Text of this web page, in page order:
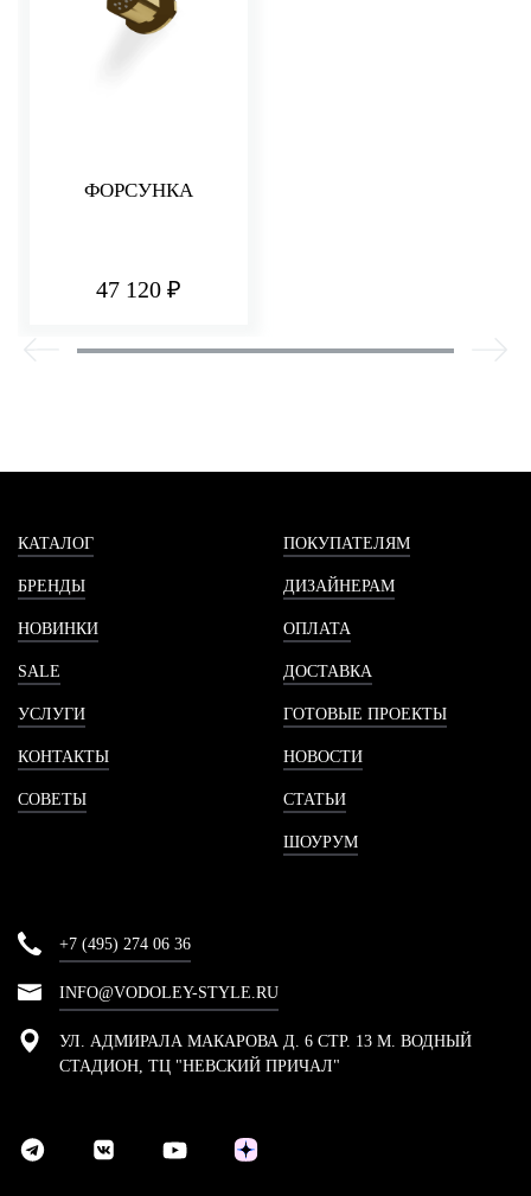
ФОРСУНКА
47 120 ₽
КАТАЛОГ
БРЕНДЫ
НОВИНКИ
SALE
УСЛУГИ
КОНТАКТЫ
СОВЕТЫ
ПОКУПАТЕЛЯМ
ДИЗАЙНЕРАМ
ОПЛАТА
ДОСТАВКА
ГОТОВЫЕ ПРОЕКТЫ
НОВОСТИ
СТАТЬИ
ШОУРУМ
+7 (495) 274 06 36
INFO@VODOLEY-STYLE.RU
УЛ. АДМИРАЛА МАКАРОВА Д. 6 СТР. 13 М. ВОДНЫЙ
СТАДИОН, ТЦ "НЕВСКИЙ ПРИЧАЛ"